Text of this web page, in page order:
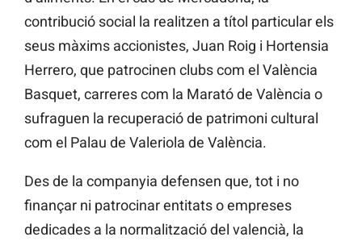
contribució social la realitzen a títol particular els
seus màxims accionistes, Juan Roig i Hortensia
Herrero, que patrocinen clubs com el València
Basquet, carreres com la Marató de València o
sufraguen la recuperació de patrimoni cultural
com el Palau de Valeriola de València.
Des de la companyia defensen que, tot i no
finançar ni patrocinar entitats o empreses
dedicades a la normalització del valencià, la